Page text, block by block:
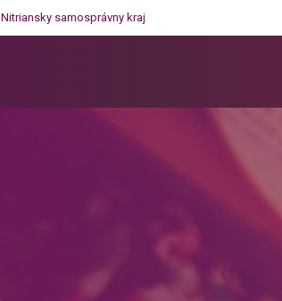
Nitriansky samosprávny kraj